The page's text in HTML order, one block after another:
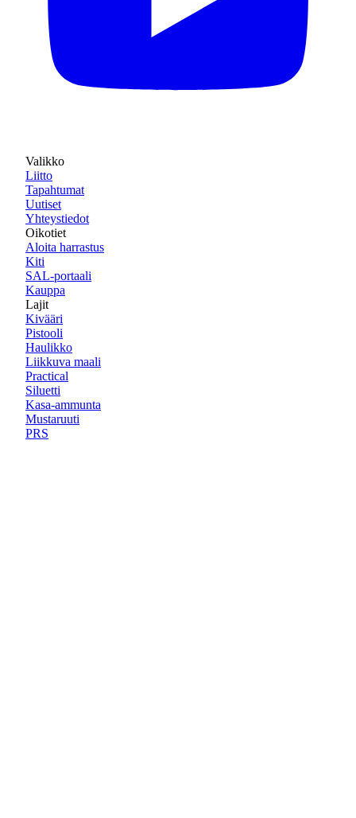
Valikko
Liitto
Tapahtumat
Uutiset
Yhteystiedot
Oikotiet
Aloita harrastus
Kiti
SAL-portaali
Kauppa
Lajit
Kivääri
Pistooli
Haulikko
Liikkuva maali
Practical
Siluetti
Kasa-ammunta
Mustaruuti
PRS